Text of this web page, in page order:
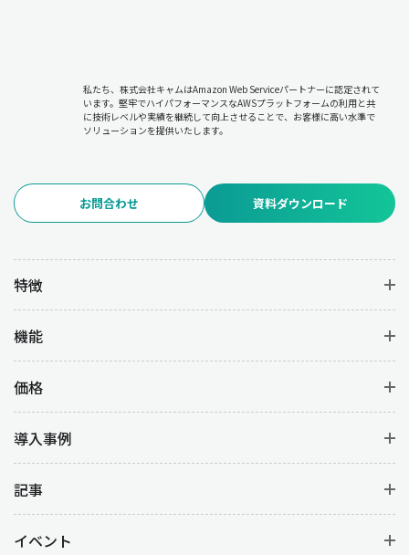
私たち、株式会社キャムはAmazon Web Serviceパートナーに認定されて
います。堅牢でハイパフォーマンスなAWSプラットフォームの利用と共
に技術レベルや実績を継続して向上させることで、お客様に高い水準で
ソリューションを提供いたします。
お問合わせ 資料ダウンロード
特徴
機能
価格
導入事例
記事
イベント